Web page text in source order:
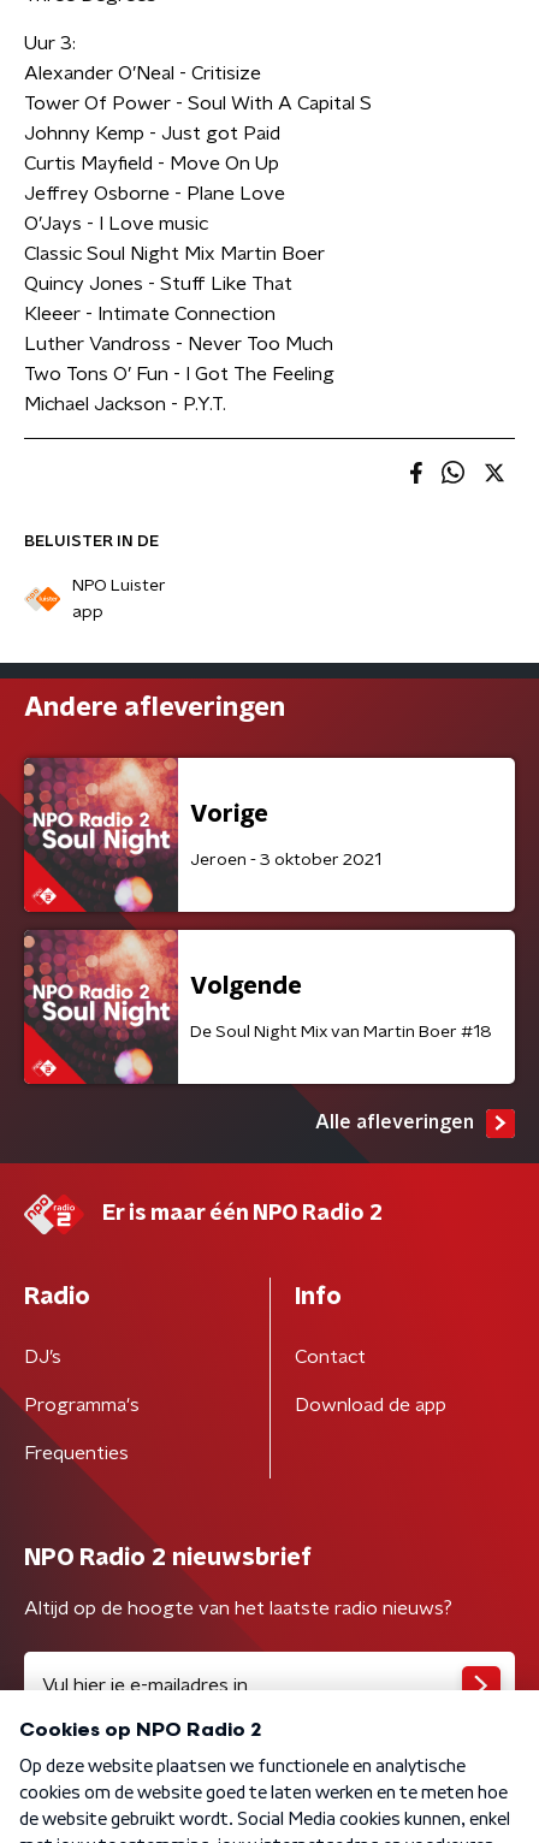
BELUISTER IN DE
NPO Luister
app
Uur 3:
Alexander O’Neal - Critisize
Tower Of Power - Soul With A Capital S
Johnny Kemp - Just got Paid
Curtis Mayfield - Move On Up
Jeffrey Osborne - Plane Love
O’Jays - I Love music
Classic Soul Night Mix Martin Boer
Quincy Jones - Stuff Like That
Kleeer - Intimate Connection
Luther Vandross - Never Too Much
Two Tons O’ Fun - I Got The Feeling
Michael Jackson - P.Y.T.
Andere afleveringen
Vorige
Jeroen - 3 oktober 2021
Volgende
De Soul Night Mix van Martin Boer #18
Alle afleveringen
Er is maar één NPO Radio 2
Radio
DJ’s
Programma's
Frequenties
Info
Contact
Download de app
NPO Radio 2 nieuwsbrief
Altijd op de hoogte van het laatste radio nieuws?
Algemene voorwaarden